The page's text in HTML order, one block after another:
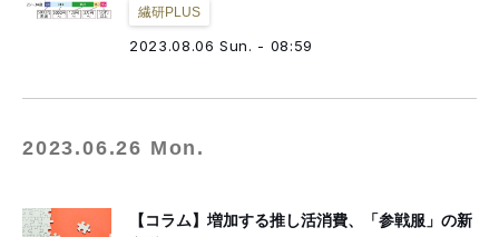
繊研PLUS
2023.08.06 Sun. - 08:59
2023.06.26 Mon.
【コラム】増加する推し活消費、「参戦服」の新